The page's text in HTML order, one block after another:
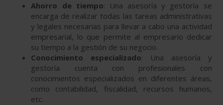
Ahorro de tiempo: Una asesoría y gestoría se
encarga de realizar todas las tareas administrativas
y legales necesarias para llevar a cabo una actividad
empresarial, lo que permite al empresario dedicar
su tiempo a la gestión de su negocio.
Conocimiento especializado: Una asesoría y
gestoría cuenta con profesionales con
conocimientos especializados en diferentes áreas,
como contabilidad, fiscalidad, recursos humanos,
etc.